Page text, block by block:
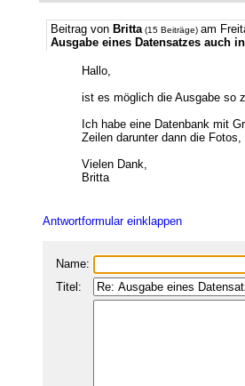
Beitrag von Britta(15 Beiträge) am
Ausgabe eines Datensatzes auch
Hallo,
ist es möglich die Ausgabe so
Ich habe eine Datenbank mit
Zeilen darunter dann die
Vielen Dank,
Britta
Antwortformular einklappen
Name:
Titel: